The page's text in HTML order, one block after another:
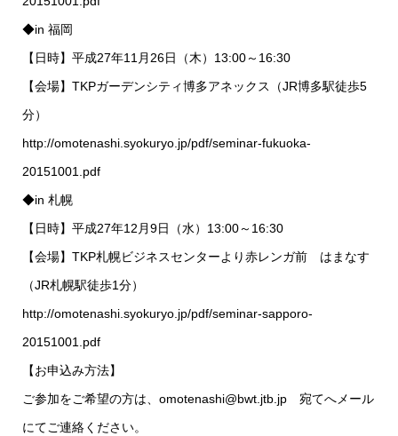
◆in 福岡
【日時】平成27年11月26日（木）13:00～16:30
【会場】TKPガーデンシティ博多アネックス（JR博多駅徒歩5
分）
http://omotenashi.syokuryo.jp/pdf/seminar-fukuoka-
20151001.pdf
◆in 札幌
【日時】平成27年12月9日（水）13:00～16:30
【会場】TKP札幌ビジネスセンターより赤レンガ前 はまなす
（JR札幌駅徒歩1分）
http://omotenashi.syokuryo.jp/pdf/seminar-sapporo-
20151001.pdf
【お申込み方法】
ご参加をご希望の方は、omotenashi@bwt.jtb.jp 宛てへメール
にてご連絡ください。